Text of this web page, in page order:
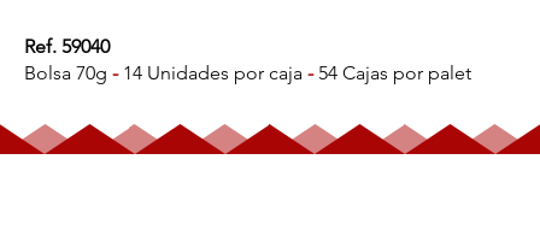
Ref. 59040
Bolsa 70g -14 Unidades por caja-54 Cajas por palet